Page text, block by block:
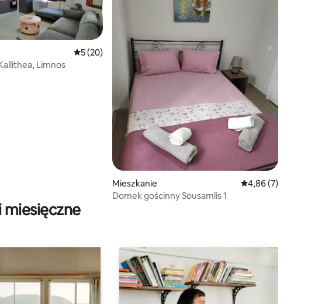
recenzji: 15
Średnia ocena: 5 na 5, liczba recenzji: 20
5 (20)
Limnos
Mieszkanie Średnia ocena: 4,86
4,86 (7)
Domek gościnny Sousamlis 1